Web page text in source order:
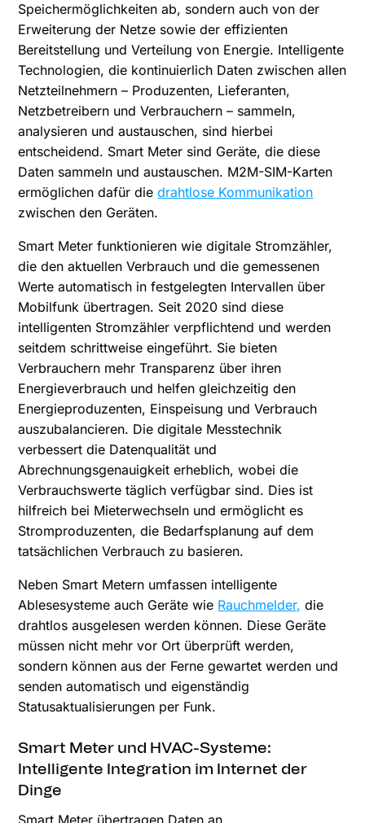
Speichermöglichkeiten ab, sondern auch von der
Erweiterung der Netze sowie der effizienten
Bereitstellung und Verteilung von Energie. Intelligente
Technologien, die kontinuierlich Daten zwischen allen
Netzteilnehmern – Produzenten, Lieferanten,
Netzbetreibern und Verbrauchern – sammeln,
analysieren und austauschen, sind hierbei
entscheidend. Smart Meter sind Geräte, die diese
Daten sammeln und austauschen. M2M-SIM-Karten
ermöglichen dafür diedrahtlose Kommunikation
zwischen den Geräten.
Smart Meter funktionieren wie digitale Stromzähler,
die den aktuellen Verbrauch und die gemessenen
Werte automatisch in festgelegten Intervallen über
Mobilfunk übertragen. Seit 2020 sind diese
intelligenten Stromzähler verpflichtend und werden
seitdem schrittweise eingeführt. Sie bieten
Verbrauchern mehr Transparenz über ihren
Energieverbrauch und helfen gleichzeitig den
Energieproduzenten, Einspeisung und Verbrauch
auszubalancieren. Die digitale Messtechnik
verbessert die Datenqualität und
Abrechnungsgenauigkeit erheblich, wobei die
Verbrauchswerte täglich verfügbar sind. Dies ist
hilfreich bei Mieterwechseln und ermöglicht es
Stromproduzenten, die Bedarfsplanung auf dem
tatsächlichen Verbrauch zu basieren.
Neben Smart Metern umfassen intelligente
Ablesesysteme auch Geräte wie Rauchmelder, die
drahtlos ausgelesen werden können. Diese Geräte
müssen nicht mehr vor Ort überprüft werden,
sondern können aus der Ferne gewartet werden und
senden automatisch und eigenständig
Statusaktualisierungen per Funk.
Smart Meter und HVAC-Systeme:
Intelligente Integration im Internet der
Dinge